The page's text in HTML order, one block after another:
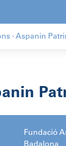
· Aspanin
Fundació